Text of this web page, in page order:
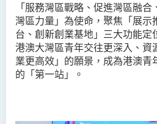
「服務灣區戰略、促進灣區融
灣區力量」為使命，聚焦「展示
台、創新創業基地」三大功能定
港澳大灣區青年交往更深入、資
業更高效」的願景，成為港澳青
的「第一站」。